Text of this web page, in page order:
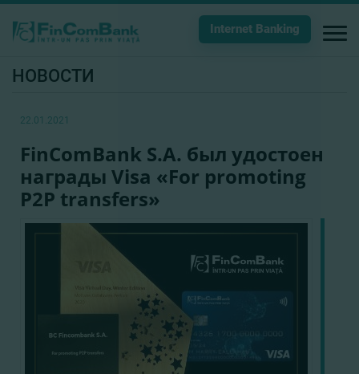
Internet Banking
НОВОСТИ
22.01.2021
FinComBank S.A. был удостоен
награды Visa «For promoting
P2P transfers»